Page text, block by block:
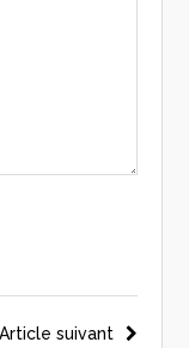
Article suivant